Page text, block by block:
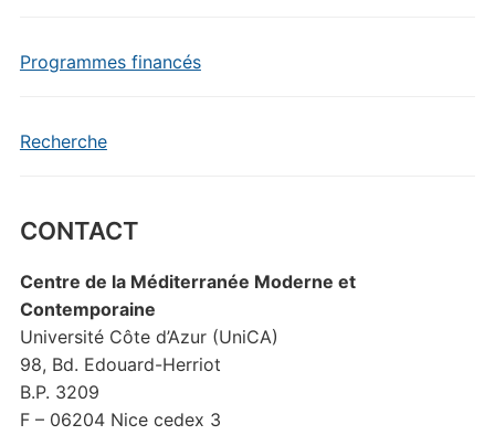
Programmes financés
Recherche
CONTACT
Centre de la Méditerranée Moderne et
Contemporaine
Université Côte d’Azur (UniCA)
98, Bd. Edouard-Herriot
B.P. 3209
F – 06204 Nice cedex 3